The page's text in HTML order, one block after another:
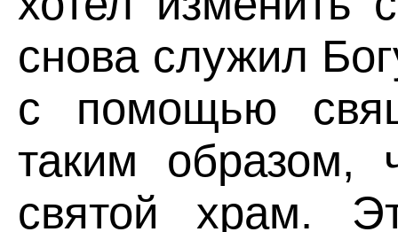
снова служил
с помощью
таким образом,
святой храм.